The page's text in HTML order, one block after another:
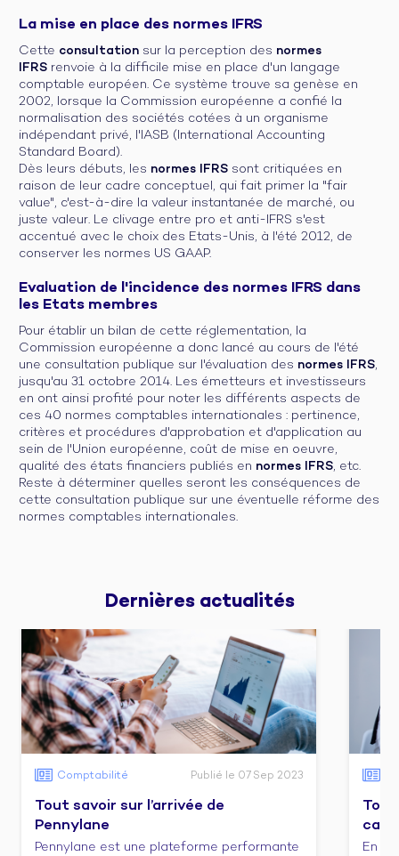
La mise en place des normes IFRS
Cette consultation sur la perception des normes
IFRS renvoie à la difficile mise en place d'un langage
comptable européen. Ce système trouve sa genèse en
2002, lorsque la Commission européenne a confié la
normalisation des sociétés cotées à un organisme
indépendant privé, l'IASB (International Accounting
Standard Board).
Dès leurs débuts, les normes IFRS sont critiquées en
raison de leur cadre conceptuel, qui fait primer la "fair
value", c'est-à-dire la valeur instantanée de marché, ou
juste valeur. Le clivage entre pro et anti-IFRS s'est
accentué avec le choix des Etats-Unis, à l'été 2012, de
conserver les normes US GAAP.
Evaluation de l'incidence des normes IFRS dans
les Etats membres
Pour établir un bilan de cette réglementation, la
Commission européenne a donc lancé au cours de l'été
une consultation publique sur l'évaluation des normes IFRS,
jusqu'au 31 octobre 2014. Les émetteurs et investisseurs
en ont ainsi profité pour noter les différents aspects de
ces 40 normes comptables internationales : pertinence,
critères et procédures d'approbation et d'application au
sein de l'Union européenne, coût de mise en oeuvre,
qualité des états financiers publiés en normes IFRS, etc.
Reste à déterminer quelles seront les conséquences de
cette consultation publique sur une éventuelle réforme des
normes comptables internationales.
Dernières actualités
Comptabilité Publié le 07 Sep 2023
Tout savoir sur l’arrivée de
Pennylane
Pennylane est une plateforme performante
En